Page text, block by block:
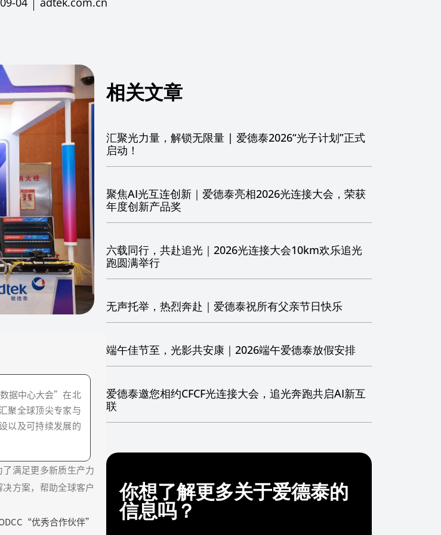
据中心大会”在北
聚全球顶尖专家与
以及可持续发展的
满足更多新质生产力
方案，帮助全球客户
优秀合作伙伴”
相关文章
汇聚光力量，解锁无限量 | 爱德泰2026“光子计划”正式
启动！
聚焦AI光互连创新｜爱德泰亮相2026光连接大会，荣获
年度创新产品奖
六载同行，共赴追光｜2026光连接大会10km欢乐追光
跑圆满举行
无声托举，热烈奔赴｜爱德泰祝所有父亲节日快乐
端午佳节至，光影共安康｜2026端午爱德泰放假安排
爱德泰邀您相约CFCF光连接大会，追光奔跑共启AI新互
联
你想了解更多关于爱德泰的
信息吗？